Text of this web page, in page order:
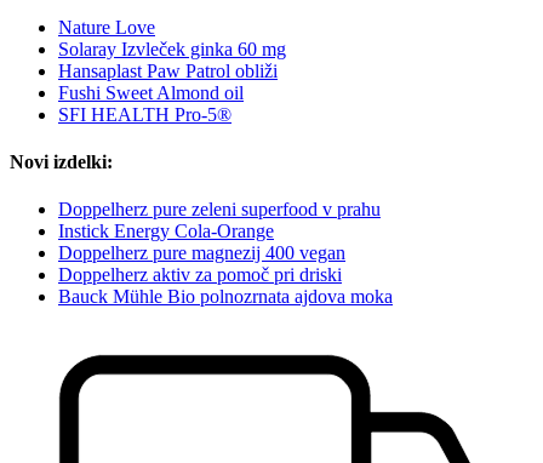
Nature Love
Solaray Izvleček ginka 60 mg
Hansaplast Paw Patrol obliži
Fushi Sweet Almond oil
SFI HEALTH Pro-5®
Novi izdelki:
Doppelherz pure zeleni superfood v prahu
Instick Energy Cola-Orange
Doppelherz pure magnezij 400 vegan
Doppelherz aktiv za pomoč pri driski
Bauck Mühle Bio polnozrnata ajdova moka